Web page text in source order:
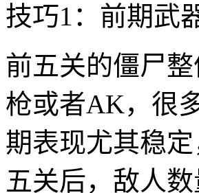
技巧1：前期武
前五关的僵尸
枪或者AK，很
期表现尤其稳
五关后，敌人